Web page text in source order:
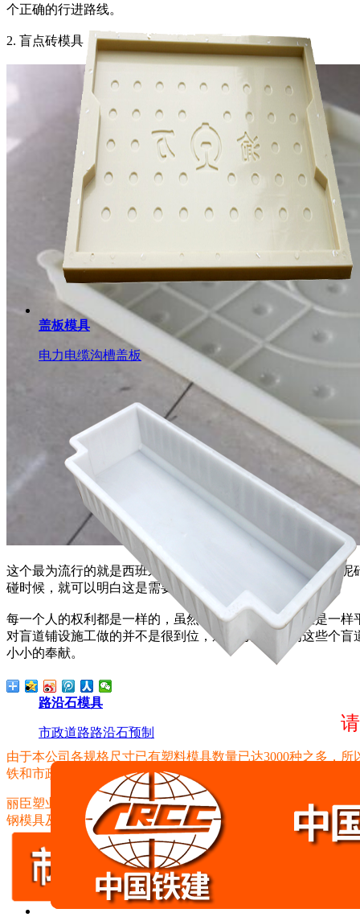
盖板模具
电力电缆沟槽盖板
路沿石模具
市政道路路沿石预制
个正确的行进路线。
2. 盲点砖模具
这个最为流行的就是西班牙盲点砖模具，盲点的样式就是水
碰时候，就可以明白这是需要拐弯的地方或者危险的地方。
每一个人的权利都是一样的，虽然盲人有视力障碍，但是一
对盲道铺设施工做的并不是很到位，还需努力，作为这些个
小小的奉献。
由于本公司各规格尺寸已有塑料模具数量已达3000种之多，
铁和市政专用！如果您希望以最短的时间内找到您想要的产品
丽臣塑业主营产品：现浇塑料模板，六角护坡模具、高铁水泥
钢模具及配套的机械设备配件等，如条纹砖条纹机、脱模机、